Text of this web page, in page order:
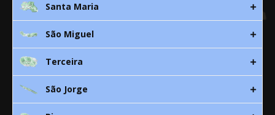
Santa Maria
Rua 3. Leandres Chaves, 12C
296 882 118
smaria@spra.pt
São Miguel
Av. D. João lll, bloco A, nº10 – 3º
296 205 960
Terceira
Canada Nova 21
São Jorge